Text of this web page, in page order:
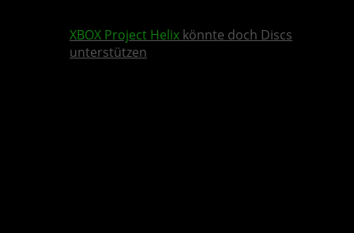
XBOX Project Helix könnte doch Discs
unterstützen